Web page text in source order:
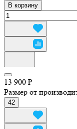
В корзину
13 900 ₽
Размер от
42